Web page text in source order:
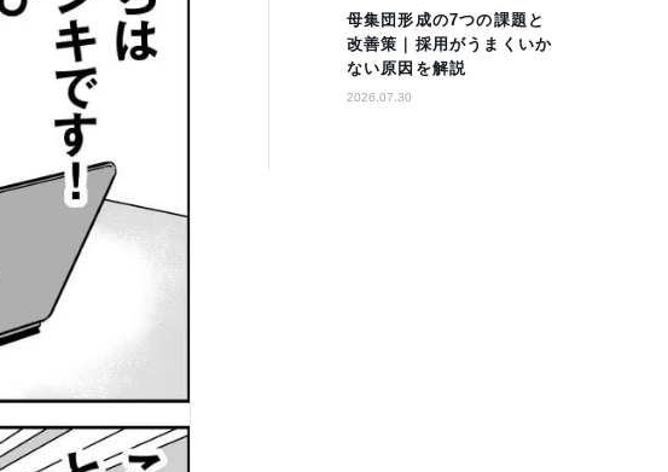
母集団形成の7つの課題と
改善策｜採用がうまくいか
ない原因を解説
2026.07.30